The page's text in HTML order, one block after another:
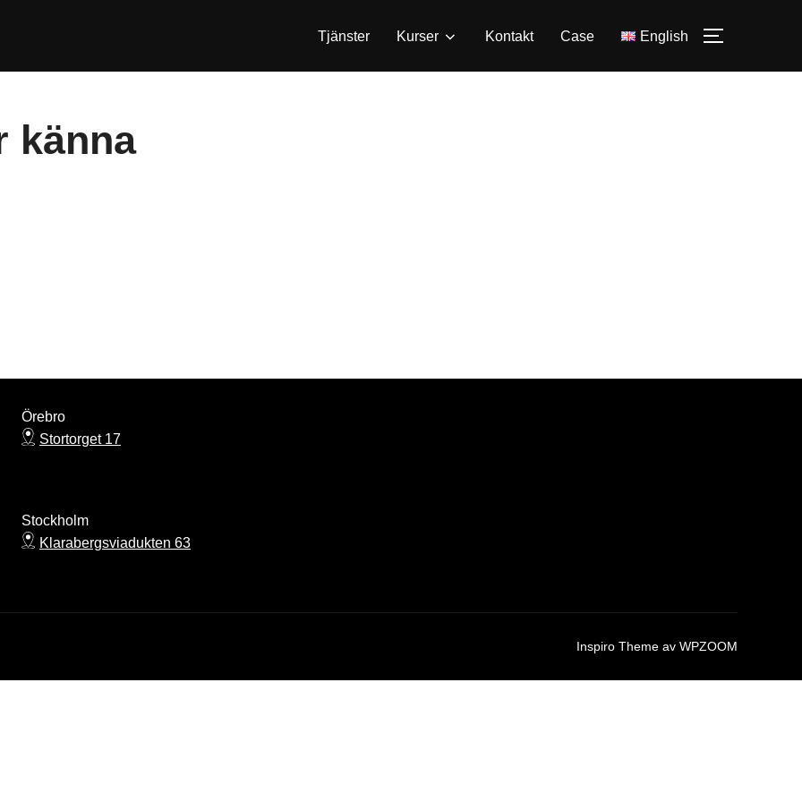
Tjänster Kurser Kontakt Case English SLÅ PÅ/
känna
Örebro
Stortorget 17
Stockholm
Klarabergsviadukten 63
Inspiro Theme av WPZOOM